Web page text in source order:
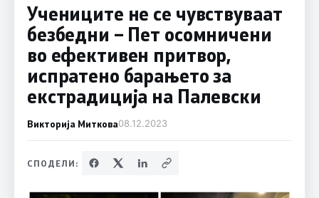
Учениците не се чувствуваат
безбедни – Пет осомничени
во ефективен притвор,
испратено барањето за
екстрадиција на Палевски
Викторија Миткова08.12.2023
СПОДЕЛИ: